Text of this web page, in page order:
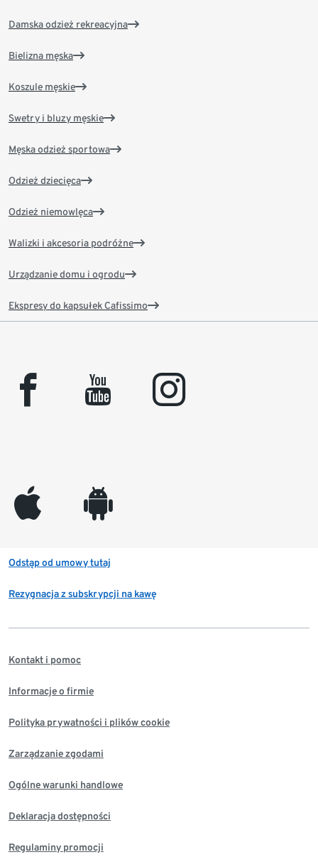
Damska odzież rekreacyjna
Bielizna męska
Koszule męskie
Swetry i bluzy męskie
Męska odzież sportowa
Odzież dziecięca
Odzież niemowlęca
Walizki i akcesoria podróżne
Urządzanie domu i ogrodu
Ekspresy do kapsułek Cafissimo
facebook youtube instagram
appleinc android
Odstąp od umowy tutaj
Rezygnacja z subskrypcji na kawę
Kontakt i pomoc
Informacje o firmie
Polityka prywatności i plików cookie
Zarządzanie zgodami
Ogólne warunki handlowe
Deklaracja dostępności
Regulaminy promocji